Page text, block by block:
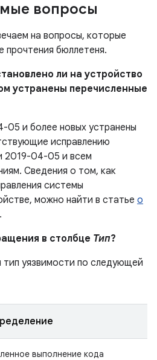
вопросы
на вопросы, которые
прочтения бюллетеня.
ли на устройство
устранены перечисленные
05 и более новых устранены
исправлению
2019-04-05 и всем
Сведения о том, как
системы
можно найти в статье о
.
в столбце Тип?
тип уязвимости по следующей
выполнение кода